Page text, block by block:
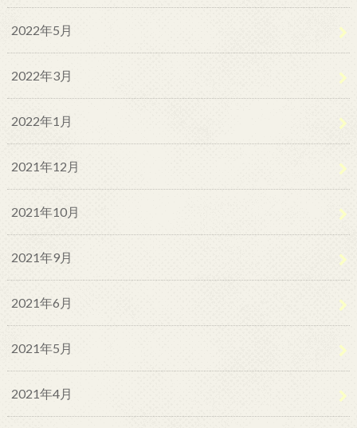
2022年5月
2022年3月
2022年1月
2021年12月
2021年10月
2021年9月
2021年6月
2021年5月
2021年4月